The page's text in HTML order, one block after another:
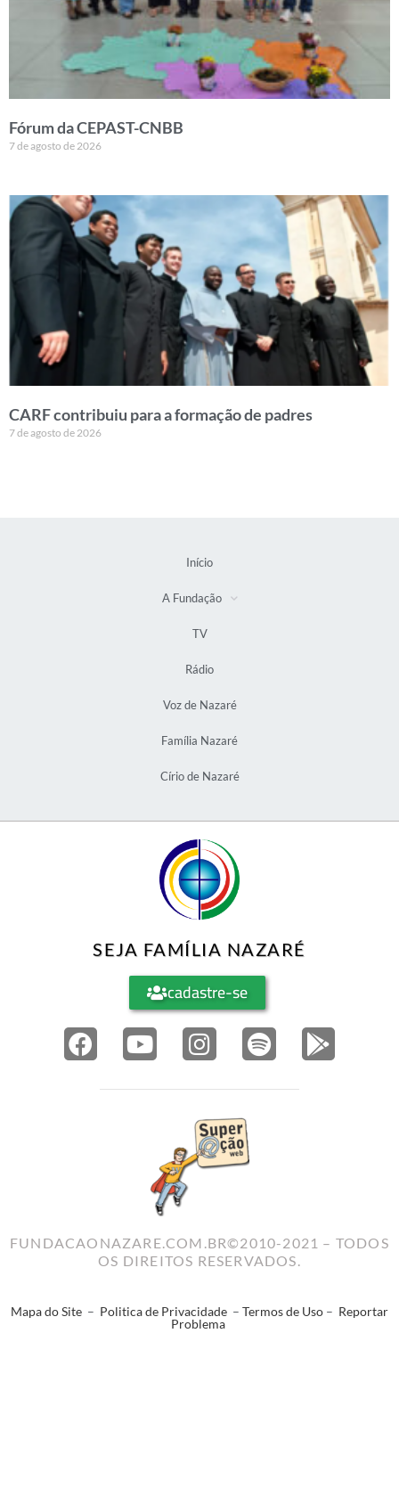
Fórum da CEPAST-CNBB
7 de agosto de 2026
CARF contribuiu para a formação de padres
7 de agosto de 2026
Início
A Fundação
TV
Rádio
Voz de Nazaré
Família Nazaré
Círio de Nazaré
SEJA FAMÍLIA NAZARÉ
cadastre-se
FUNDACAONAZARE.COM.BR©2010-2021 – TODOS
OS DIREITOS RESERVADOS.
Mapa do Site – Politica de Privacidade – Termos de Uso – Reportar
Problema